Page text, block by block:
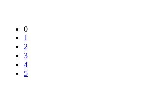
0
1
2
3
4
5